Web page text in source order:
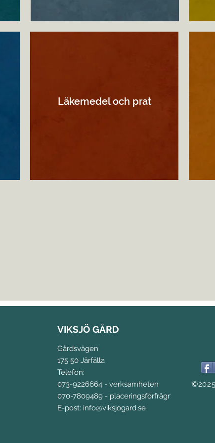
Läkemedel och prat
VIKSJÖ GÅRD
Gårdsvägen
175 50 Järfälla
Telefon:
073-9226664 - verksamheten
070-7809489 - placeringsförfrågningar
E-post: info@viksjogard.se